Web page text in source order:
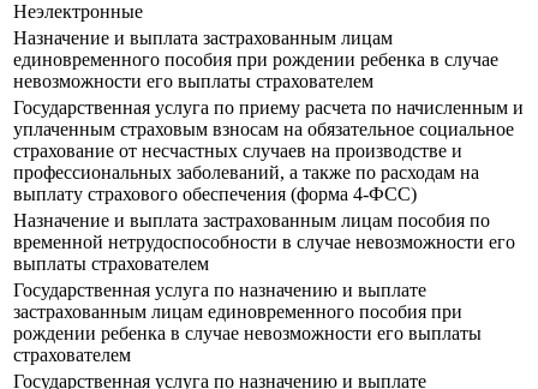
Неэлектронные
Назначение и выплата застрахованным лицам
единовременного пособия при рождении ребенка в случае
невозможности его выплаты страхователем
Государственная услуга по приему расчета по начисленным и
уплаченным страховым взносам на обязательное социальное
страхование от несчастных случаев на производстве и
профессиональных заболеваний, а также по расходам на
выплату страхового обеспечения (форма 4-ФСС)
Назначение и выплата застрахованным лицам пособия по
временной нетрудоспособности в случае невозможности его
выплаты страхователем
Государственная услуга по назначению и выплате
застрахованным лицам единовременного пособия при
рождении ребенка в случае невозможности его выплаты
страхователем
Государственная услуга по назначению и выплате